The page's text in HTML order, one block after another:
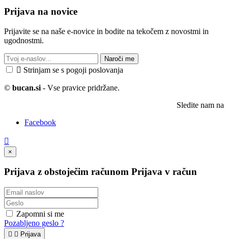
Prijava na novice
Prijavite se na naše e-novice in bodite na tekočem z novostmi in
ugodnostmi.
Naroči me
 Strinjam se s pogoji poslovanja
© bucan.si - Vse pravice pridržane.
Sledite nam na
Facebook

×
Prijava z obstoječim računom Prijava v račun
Zapomni si me
Pozabljeno geslo ?
  Prijava